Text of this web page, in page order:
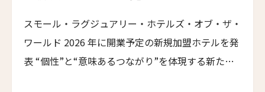
スモール・ラグジュアリー・ホテルズ・オブ・ザ・
ワールド 2026 年に開業予定の新規加盟ホテルを発
表 “個性”と“意味あるつながり”を体現する新たな